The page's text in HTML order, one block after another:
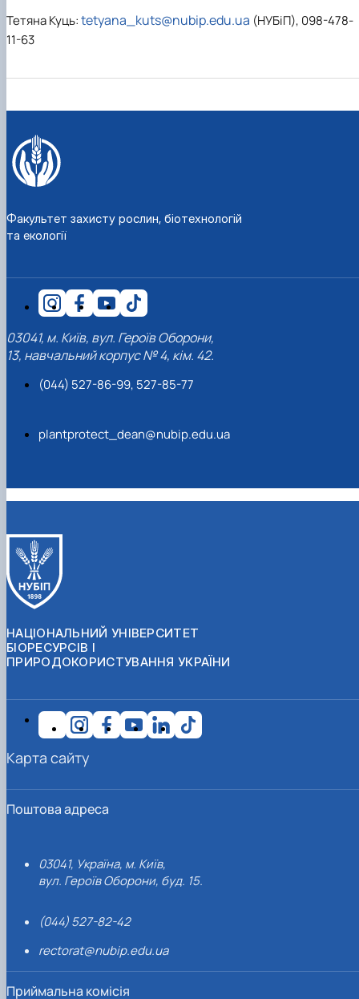
Тетяна Куць:tetyana_kuts@nubip.edu.ua (НУБіП), 098-478-
11-63
Факультет захисту рослин, біотехнологій
та екології
03041, м. Київ, вул. Героїв Оборони,
13, навчальний корпус № 4, кім. 42.
(044) 527-86-99, 527-85-77
plantprotect_dean@nubip.edu.ua
НАЦІОНАЛЬНИЙ УНІВЕРСИТЕТ
БІОРЕСУРСІВ І
ПРИРОДОКОРИСТУВАННЯ УКРАЇНИ
Поштова адреса
03041, Україна, м. Київ,
вул. Героїв Оборони, буд. 15.
(044) 527-82-42
rectorat@nubip.edu.ua
Приймальна комісія
Карта сайту